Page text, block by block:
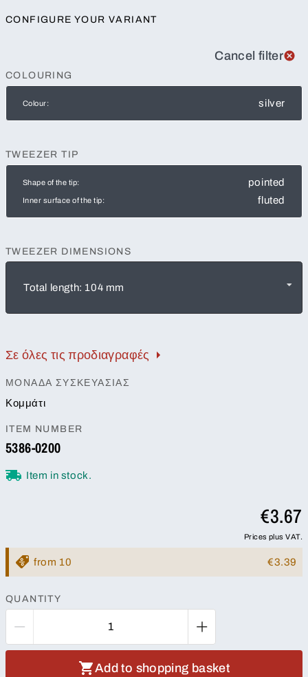
CONFIGURE YOUR VARIANT
Cancel filter
COLOURING
Colour: silver
TWEEZER TIP
Shape of the tip: pointed
Inner surface of the tip: fluted
TWEEZER DIMENSIONS
Total length: 104 mm
Σε όλες τις προδιαγραφές
ΜΟΝΆΔΑ ΣΥΣΚΕΥΑΣΊΑΣ
Κομμάτι
ITEM NUMBER
5386-0200
Item in stock.
€3.67
Prices plus VAT.
from 10 €3.39
QUANTITY
Add to shopping basket